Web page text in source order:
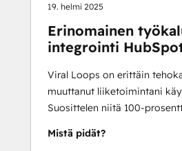
19. helmi 2025
Erinomainen
integrointi
Viral Loops on erittäin
muuttanut liiketoimintani
Suosittelen niitä 100-
Mistä pidät?